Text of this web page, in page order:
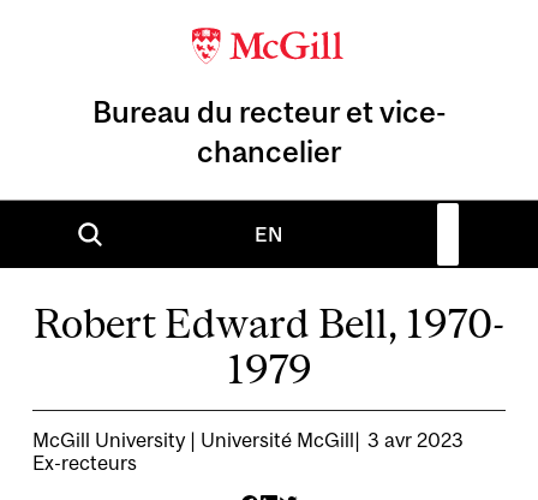
Bureau du recteur et vice-
chancelier
EN
Robert Edward Bell, 1970-
1979
McGill University | Université McGill 3 avr 2023
Ex-recteurs